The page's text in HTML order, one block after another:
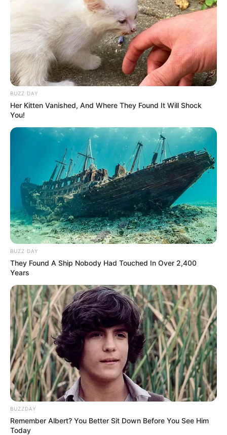
Kristen Hanby adalah seorang TikToker dan Youtuber yang
berasal dari Inggris. Ia terkenal dengan video prank yang ia
lakukan kepada keluarga dan publik hingga mendapatkan jutaan
penonton.
Daftar isi
Karier
Sebelum terkenal seperti sekarang, ia adalah pekerja full time di
sebuah lokasi pembangunan tepatnya di pulau kecil Jersey. Di
tahun 2011, ia mulai membuat video yang ia bagikan di YouTube.
arrow_forward_ios Baca selengkapnya
Mute
Di tahun 2013, namanya mulai melejit setelah memposting video
berjudul Step Brothers ‘boats and hoes’ REMAKEdi YouTuber.
Setelah itu, namanya semakin melonjak naik dan dikenal di media
sosial.
Tak hanya video berdurasi panjang, ia juga mencoba membuat
video berdurasi pendek dan diunggah di TikTok. Sama halnya di
media sosial lain, namanya juga semakin meroket sejak eksis di
BUZZ DAY
Her Kitten Vanished, And Where They Found It Will Shock
You!
BUZZ DAY
They Found A Ship Nobody Had Touched In Over 2,400
Years
BUZZDAY
Remember Albert? You Better Sit Down Before You See Him
Today